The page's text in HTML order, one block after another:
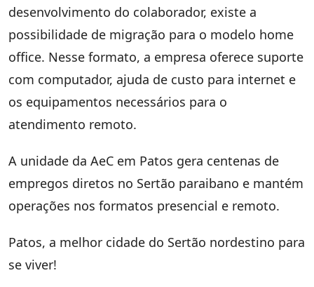
desenvolvimento do colaborador, existe a
possibilidade de migração para o modelo home
office. Nesse formato, a empresa oferece suporte
com computador, ajuda de custo para internet e
os equipamentos necessários para o
atendimento remoto.
A unidade da AeC em Patos gera centenas de
empregos diretos no Sertão paraibano e mantém
operações nos formatos presencial e remoto.
Patos, a melhor cidade do Sertão nordestino para
se viver!